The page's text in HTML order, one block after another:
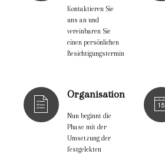
Kontaktieren Sie
uns an und
vereinbaren Sie
einen persönlichen
Besichtigungstermin
Organisation
Nun beginnt die
Phase mit der
Umsetzung der
festgelekten